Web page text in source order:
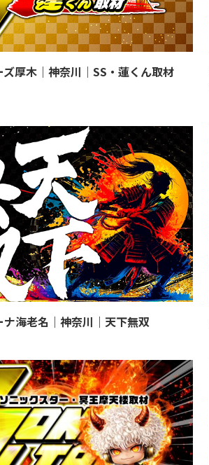
厚木｜神奈川｜SS・蓮くん取材
海老名｜神奈川｜天下無双